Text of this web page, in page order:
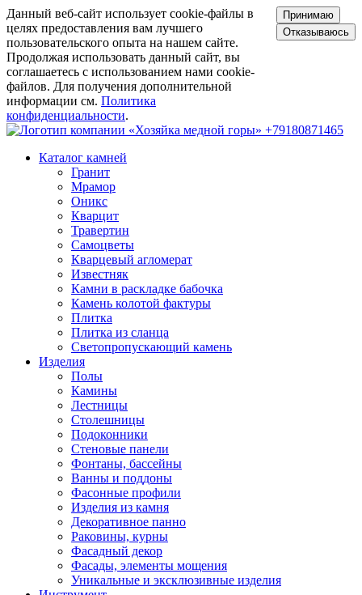
Данный веб-сайт использует cookie-файлы в
целях предоставления вам лучшего
пользовательского опыта на нашем сайте.
Продолжая использовать данный сайт, вы
соглашаетесь с использованием нами cookie-
файлов. Для получения дополнительной
информации см. Политика
конфиденциальности.
Принимаю
Отказываюсь
+79180871465
Каталог камней
Гранит
Мрамор
Оникс
Кварцит
Травертин
Самоцветы
Кварцевый агломерат
Известняк
Камни в раскладке бабочка
Камень колотой фактуры
Плитка
Плитка из сланца
Светопропускающий камень
Изделия
Полы
Камины
Лестницы
Столешницы
Подоконники
Стеновые панели
Фонтаны, бассейны
Ванны и поддоны
Фасонные профили
Изделия из камня
Декоративное панно
Раковины, курны
Фасадный декор
Фасады, элементы мощения
Уникальные и эксклюзивные изделия